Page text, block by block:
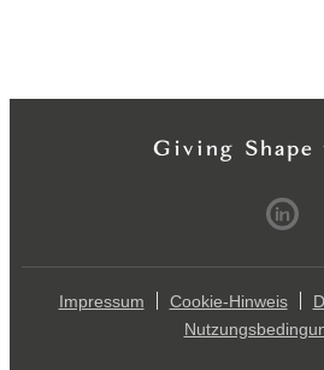
Impressum Cookie-Hinweis